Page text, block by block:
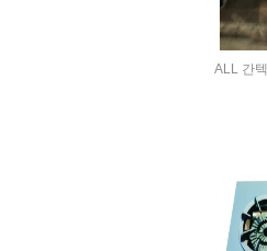
ALL 간